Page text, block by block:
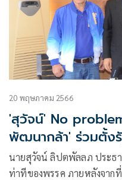
20 พฤษภาคม 2566
'สุวัจน์' No
พัฒนากล้า' ร่วมตั้ง
นายสุวัจน์ ลิปตพัลลภ ประธ
ท่าทีของพรรค ภายหลังจาก